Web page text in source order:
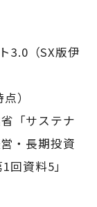
3.0（SX版伊
）
「サステナ
・長期投資
回資料5」